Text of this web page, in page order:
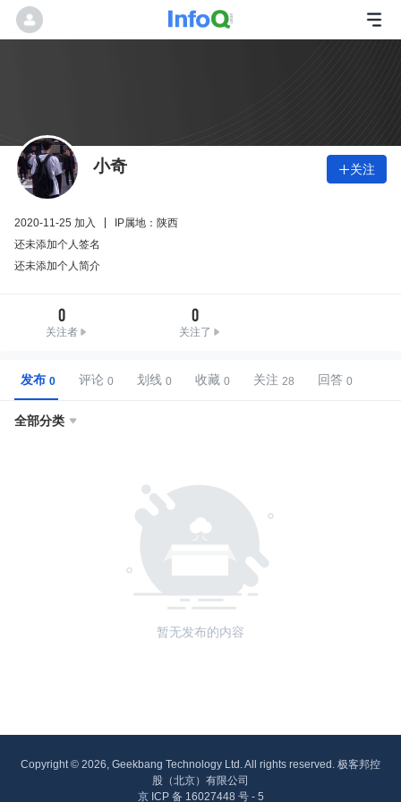
小奇 关注
2020-11-25 加入
IP属地：陕西
还未添加个人签名
还未添加个人简介
0
关注者
0
关注了
发布 评论 划线 收藏 关注 回答
全部分类 
暂无发布的内容
Copyright © 2026, Geekbang Technology Ltd. All rights reserved. 极客邦控
股（北京）有限公司
京 ICP 备 16027448 号 - 5